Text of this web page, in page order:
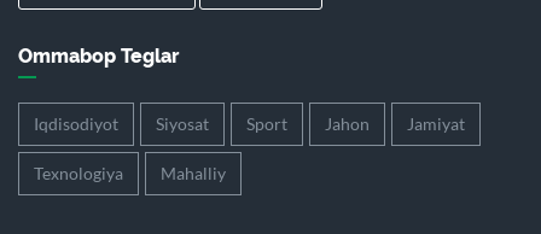
Ommabop Teglar
Iqdisodiyot Siyosat Sport Jahon Jamiyat
Texnologiya Mahalliy